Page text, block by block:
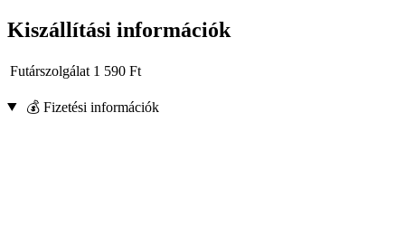
Kiszállítási információk
Futárszolgálat 1 590 Ft
💰 Fizetési információk